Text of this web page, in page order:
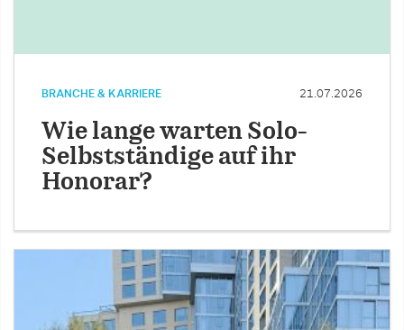
BRANCHE & KARRIERE 21.07.2026
Wie lange warten Solo-
Selbstständige auf ihr
Honorar?